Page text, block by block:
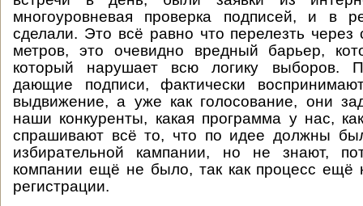
многоуровневая проверка подписей, и в
сделали. Это всё равно что перелезть через
метров, это очевидно вредный барьер,
который нарушает всю логику выборов.
дающие подписи, фактически
выдвижение, а уже как голосование, они
наши конкуренты, какая программа у нас,
спрашивают всё то, что по идее должны
избирательной кампании, но не знают,
компании ещё не было, так как процесс
регистрации.